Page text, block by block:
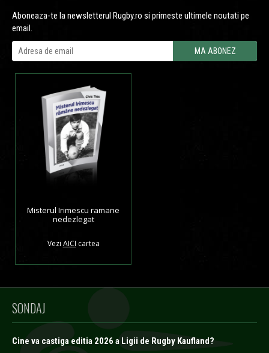
Aboneaza-te la newsletterul Rugby.ro si primeste ultimele noutati pe
email.
Misterul Irimescu ramane
nedezlegat
Vezi AICI cartea
SONDAJ
Cine va castiga editia 2026 a Ligii de Rugby Kaufland?